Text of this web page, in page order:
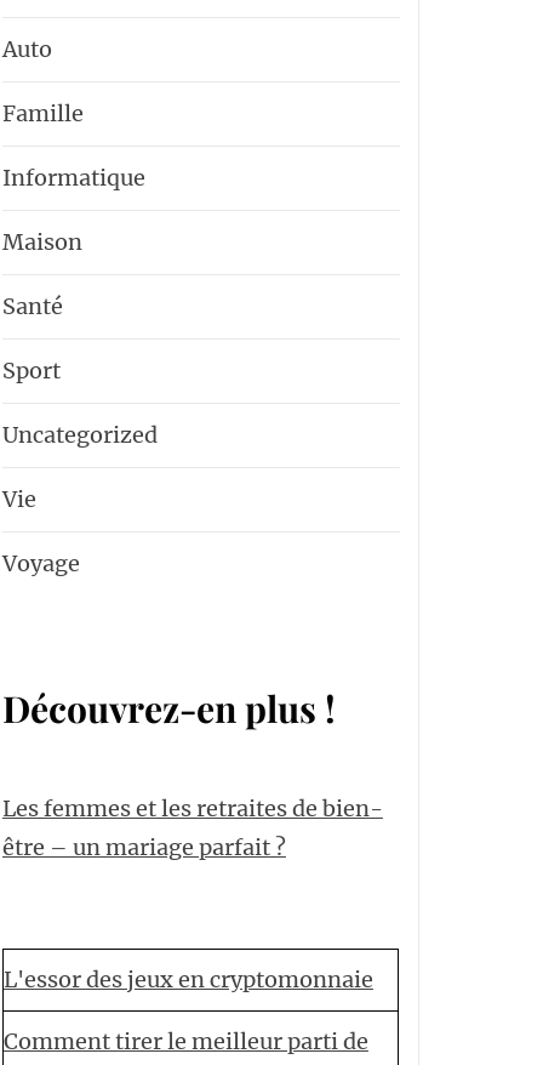
Auto
Famille
Informatique
Maison
Santé
Sport
Uncategorized
Vie
Voyage
Découvrez-en plus !
Les femmes et les retraites de bien-
être – un mariage parfait ?
L'essor des jeux en cryptomonnaie
Comment tirer le meilleur parti de